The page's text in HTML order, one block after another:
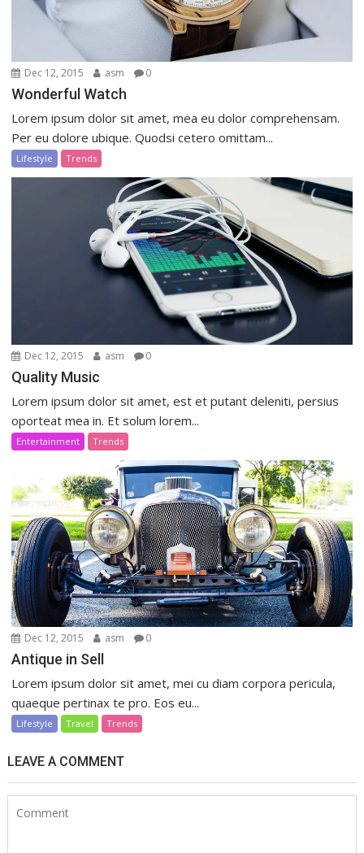
Dec 12, 2015 asm 0
Wonderful Watch
Lorem ipsum dolor sit amet, mea eu dolor comprehensam.
Per eu dolore ubique. Quodsi cetero omittam...
Lifestyle Trends
Dec 12, 2015 asm 0
Quality Music
Lorem ipsum dolor sit amet, est et putant deleniti, persius
oporteat mea in. Et solum lorem...
Entertainment Trends
Dec 12, 2015 asm 0
Antique in Sell
Lorem ipsum dolor sit amet, mei cu diam corpora pericula,
quaeque pertinax te pro. Eos eu...
Lifestyle Travel Trends
LEAVE A COMMENT